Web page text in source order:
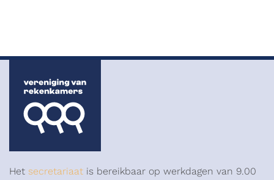
Het secretariaat is bereikbaar op werkdagen van 9.00